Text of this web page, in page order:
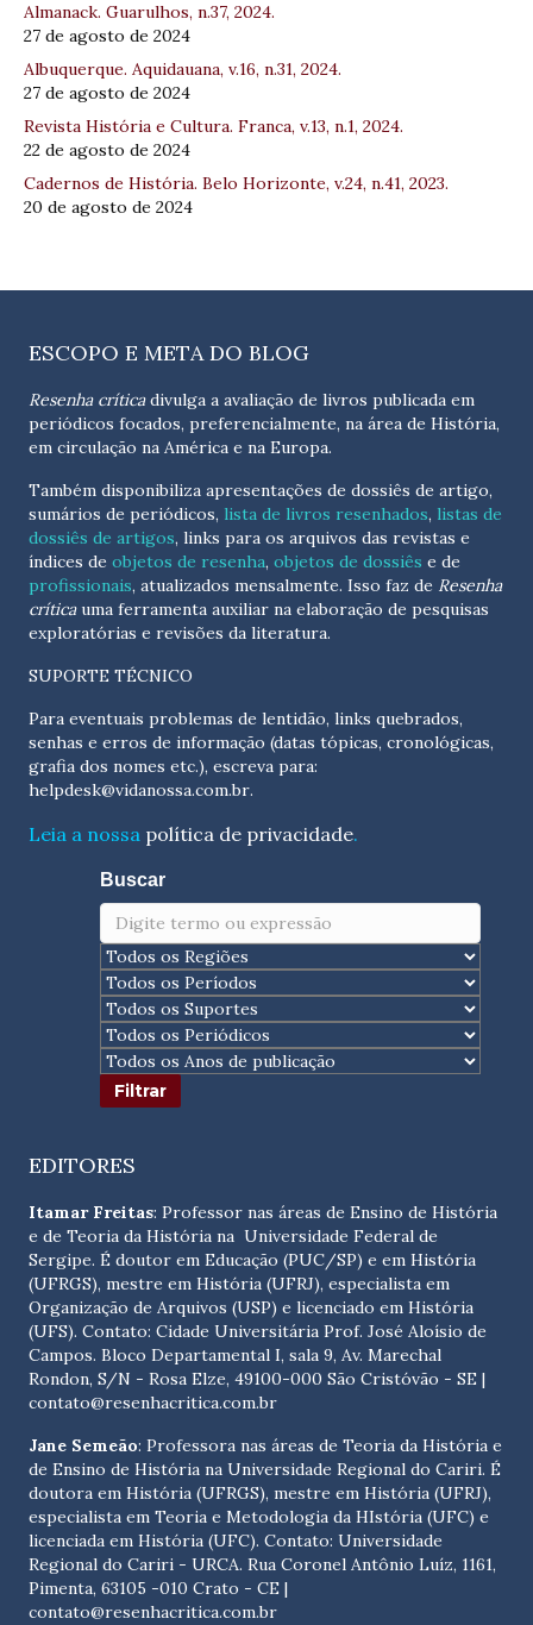
Almanack. Guarulhos, n.37, 2024.
27 de agosto de 2024
Albuquerque. Aquidauana, v.16, n.31, 2024.
27 de agosto de 2024
Revista História e Cultura. Franca, v.13, n.1, 2024.
22 de agosto de 2024
Cadernos de História. Belo Horizonte, v.24, n.41, 2023.
20 de agosto de 2024
ESCOPO E META DO BLOG
Resenha críticadivulga a avaliação de livros publicada em
periódicos focados, preferencialmente, na área de História,
em circulação na América e na Europa.
Também disponibiliza apresentações de dossiês de artigo,
sumários de periódicos, lista de livros resenhados, listas de
dossiês de artigos, links para os arquivos das revistas e
índices de objetos de resenha, objetos de dossiês e de
profissionais, atualizados mensalmente. Isso faz de Resenha
críticauma ferramenta auxiliar na elaboração de pesquisas
exploratórias e revisões da literatura.
SUPORTE TÉCNICO
Para eventuais problemas de lentidão, links quebrados,
senhas e erros de informação (datas tópicas, cronológicas,
helpdesk@vidanossa.com.br.
Leia a nossa política de privacidade.
Buscar
EDITORES
Itamar Freitas: Professor nas áreas de Ensino de História
e de Teoria da História na Universidade Federal de
Sergipe. É doutor em Educação (PUC/SP) e em História
(UFRGS), mestre em História (UFRJ), especialista em
Organização de Arquivos (USP) e licenciado em História
(UFS). Contato: Cidade Universitária Prof. José Aloísio de
Campos. Bloco Departamental I, sala 9, Av. Marechal
Rondon, S/N - Rosa Elze, 49100-000 São Cristóvão - SE |
contato@resenhacritica.com.br
Jane Semeão: Professora nas áreas de Teoria da História e
de Ensino de História na Universidade Regional do Cariri. É
doutora em História (UFRGS), mestre em História (UFRJ),
especialista em Teoria e Metodologia da HIstória (UFC) e
licenciada em História (UFC). Contato: Universidade
Regional do Cariri - URCA. Rua Coronel Antônio Luíz, 1161,
Pimenta, 63105 -010 Crato - CE |
contato@resenhacritica.com.br